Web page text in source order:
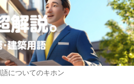
についてのキホン